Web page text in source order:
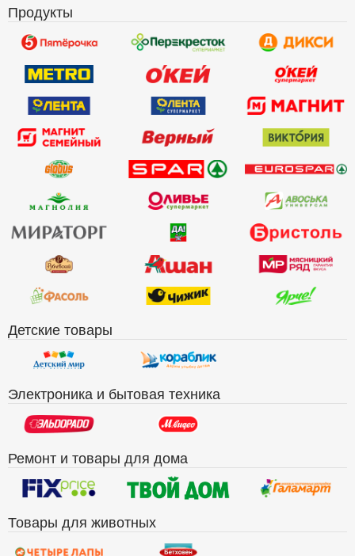
Продукты
Детские товары
Электроника и бытовая техника
Ремонт и товары для дома
Товары для животных